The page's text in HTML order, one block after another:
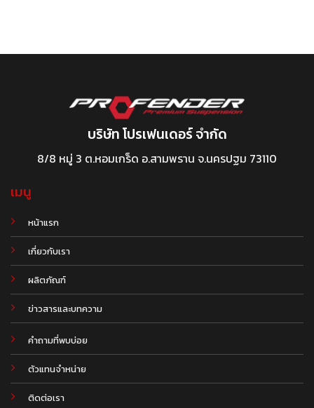
บริษัท โปรเฟนเดอร์ จำกัด
8/8 หมู่ 3 ต.หอมเกร็ด อ.สามพราน จ.นครปฐม 73110
เมนู
หน้าแรก
เกี่ยวกับเรา
ผลิตภัณฑ์
ข่าวสารและบทความ
.
คำถามที่พบบ่อย
ตัวแทนจำหน่าย
ติดต่อเรา